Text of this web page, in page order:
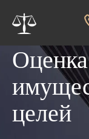
целей